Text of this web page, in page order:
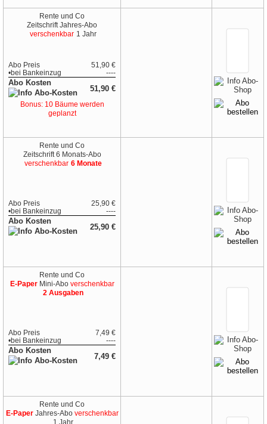
Rente und Co
Zeitschrift Jahres-Abo
verschenkbar 1 Jahr
Abo Preis
51,90 €
•bei Bankeinzug ----
Abo Kosten
51,90 €
Bonus: 10 Bäume werden
geplanzt
Rente und Co
Zeitschrift 6 Monats-Abo
verschenkbar 6 Monate
Abo Preis
25,90 €
•bei Bankeinzug ----
Abo Kosten
25,90 €
Rente und Co
E-Paper Mini-Aboverschenkbar
2 Ausgaben
Abo Preis
7,49 €
•bei Bankeinzug ----
Abo Kosten
7,49 €
Rente und Co
E-Paper Jahres-Aboverschenkbar
1 Jahr